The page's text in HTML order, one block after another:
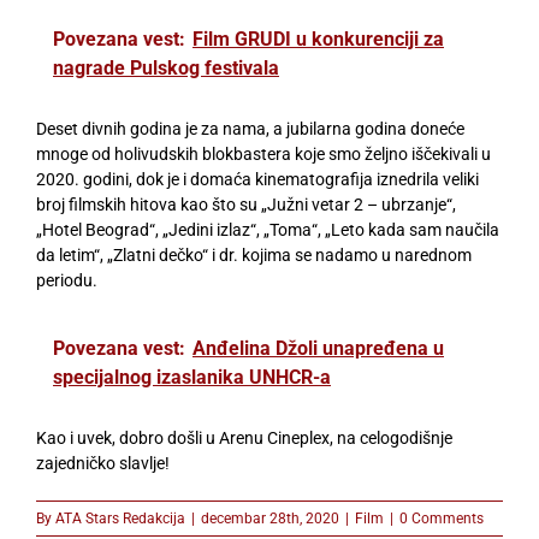
Povezana vest: Film GRUDI u konkurenciji za
nagrade Pulskog festivala
Deset divnih godina je za nama, a jubilarna godina doneće
mnoge od holivudskih blokbastera koje smo željno iščekivali u
2020. godini, dok je i domaća kinematografija iznedrila veliki
broj filmskih hitova kao što su „Južni vetar 2 – ubrzanje“,
„Hotel Beograd“, „Jedini izlaz“, „Toma“, „Leto kada sam naučila
da letim“, „Zlatni dečko“ i dr. kojima se nadamo u narednom
periodu.
Povezana vest: Anđelina Džoli unapređena u
specijalnog izaslanika UNHCR-a
Kao i uvek, dobro došli u Arenu Cineplex, na celogodišnje
zajedničko slavlje!
By ATA Stars Redakcija decembar 28th, 2020 Film 0 Comments